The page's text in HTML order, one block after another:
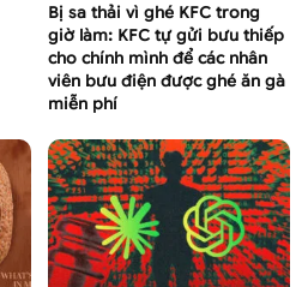
Bị sa thải vì ghé KFC trong
giờ làm: KFC tự gửi bưu thiếp
cho chính mình để các nhân
viên bưu điện được ghé ăn gà
miễn phí